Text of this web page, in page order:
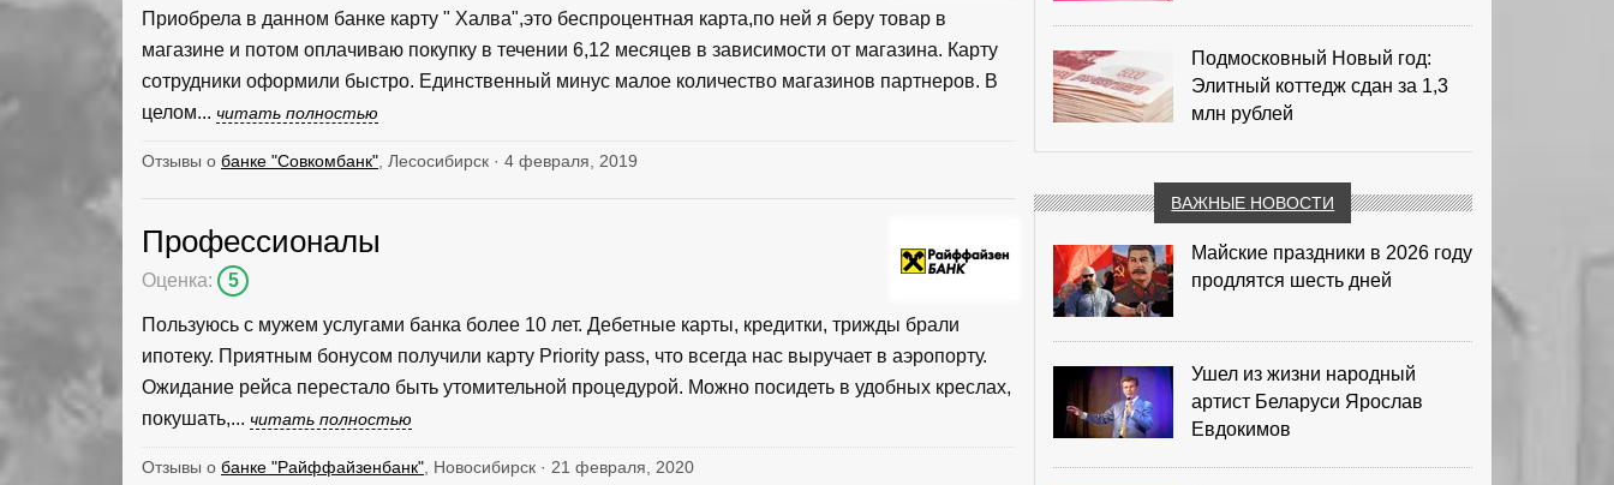
Приобрела в данном банке карту " Халва",это беспроцентная карта,по ней я беру товар в
магазине и потом оплачиваю покупку в течении 6,12 месяцев в зависимости от магазина. Карту
сотрудники оформили быстро. Единственный минус малое количество магазинов партнеров. В
целом... читать полностью
Отзывы о банке "Совкомбанк" , Лесосибирск · 4 февраля, 2019
Профессионалы
Оценка: 5
Пользуюсь с мужем услугами банка более 10 лет. Дебетные карты, кредитки, трижды брали
ипотеку. Приятным бонусом получили карту Priority pass, что всегда нас выручает в аэропорту.
Ожидание рейса перестало быть утомительной процедурой. Можно посидеть в удобных креслах,
покушать,... читать полностью
Отзывы о банке "Райффайзенбанк" , Новосибирск · 21 февраля, 2020
Подмосковный Новый год:
Элитный коттедж сдан за 1,3
млн рублей
ВАЖНЫЕ НОВОСТИ
Майские праздники в 2026 году
продлятся шесть дней
Ушел из жизни народный
артист Беларуси Ярослав
Евдокимов